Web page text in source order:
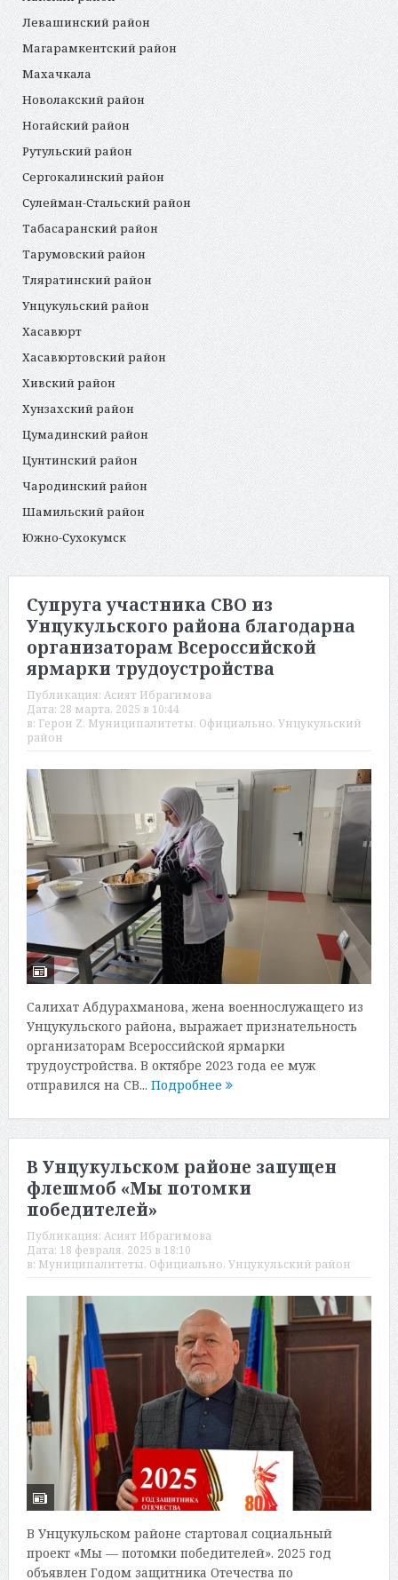
Левашинский район
Магарамкентский район
Махачкала
Новолакский район
Ногайский район
Рутульский район
Сергокалинский район
Сулейман-Стальский район
Табасаранский район
Тарумовский район
Тляратинский район
Унцукульский район
Хасавюрт
Хасавюртовский район
Хивский район
Хунзахский район
Цумадинский район
Цунтинский район
Чародинский район
Шамильский район
Южно-Сухокумск
Супруга участника СВО из
Унцукульского района благодарна
организаторам Всероссийской
ярмарки трудоустройства
Публикация: Асият Ибрагимова
Дата: 28 марта, 2025 в 10:44
в: Герои Z, Муниципалитеты, Официально, Унцукульский
район
Салихат Абдурахманова, жена военнослужащего из
Унцукульского района, выражает признательность
организаторам Всероссийской ярмарки
трудоустройства. В октябре 2023 года ее муж
отправился на СВ... Подробнее
В Унцукульском районе запущен
флешмоб «Мы потомки
победителей»
Публикация: Асият Ибрагимова
Дата: 18 февраля, 2025 в 18:10
в: Муниципалитеты, Официально, Унцукульский район
В Унцукульском районе стартовал социальный
проект «Мы — потомки победителей». 2025 год
объявлен Годом защитника Отечества по